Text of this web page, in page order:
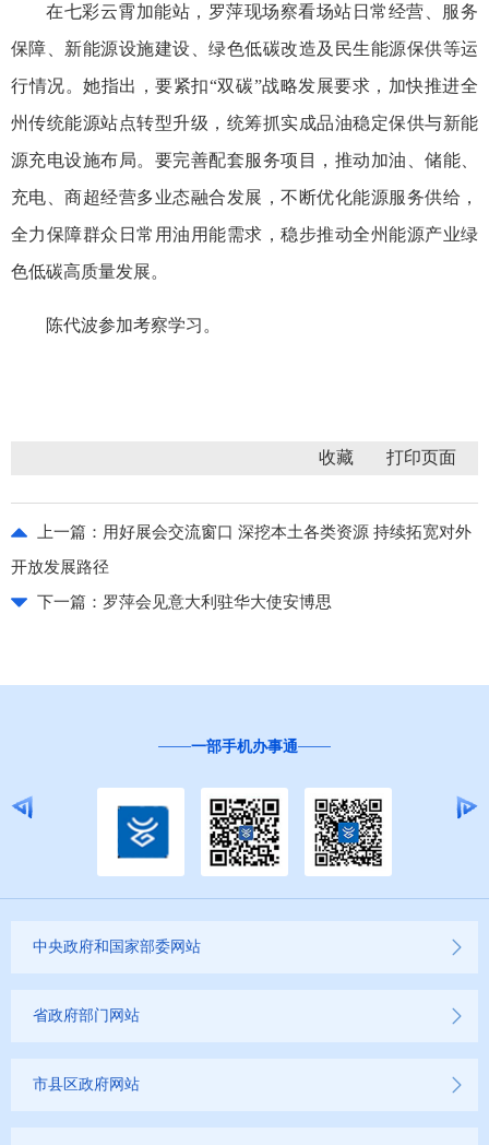
在七彩云霄加能站，罗萍现场察看场站日常经营、服务
保障、新能源设施建设、绿色低碳改造及民生能源保供等运
行情况。她指出，要紧扣“双碳”战略发展要求，加快推进全
州传统能源站点转型升级，统筹抓实成品油稳定保供与新能
源充电设施布局。要完善配套服务项目，推动加油、储能、
充电、商超经营多业态融合发展，不断优化能源服务供给，
全力保障群众日常用油用能需求，稳步推动全州能源产业绿
色低碳高质量发展。
陈代波参加考察学习。
收藏
上一篇： 用好展会交流窗口 深挖本土各类资源 持续拓宽对外
开放发展路径
下一篇： 罗萍会见意大利驻华大使安博思
“互联网+督查”
中央政府和国家部委网站
省政府部门网站
市县区政府网站